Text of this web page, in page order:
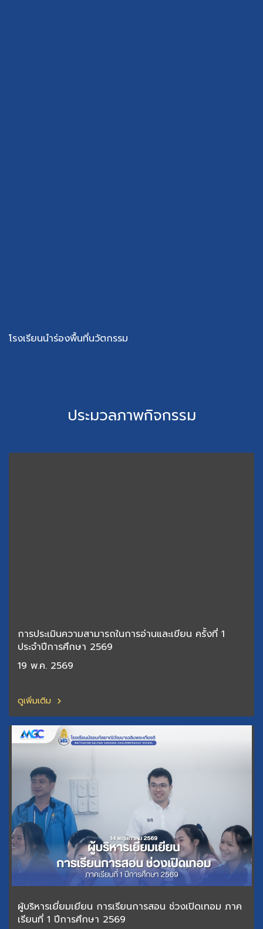
โรงเรียนนำร่องพื้นที่นวัตกรรม​
ประมวลภาพกิจกรรม
การประเมินความสามารถในการอ่านและเขียน ครั้งที่ 1
ประจำปีการศึกษา 2569
19 พ.ค. 2569
ดูเพิ่มเติม
ผู้บริหารเยี่ยมเยียน การเรียนการสอน ช่วงเปิดเทอม ภาค
เรียนที่ 1 ปีการศึกษา 2569